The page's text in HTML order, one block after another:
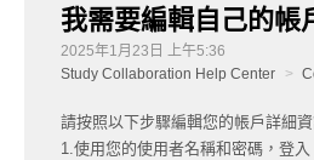
我需要編輯自己的帳
2025年1月23日 上午5:36
Study Collaboration Help Center
請按照以下步驟編輯您的帳戶詳細資
1.使用您的使用者名稱和密碼，登